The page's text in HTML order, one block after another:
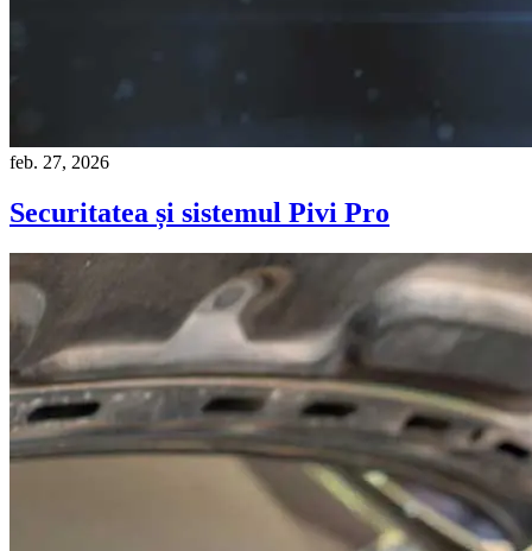
feb. 27, 2026
Securitatea și sistemul Pivi Pro